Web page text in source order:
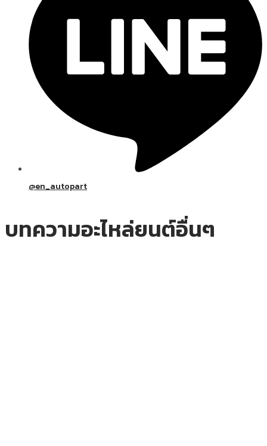
@en_autopart
บทความอะไหล่ยนต์อื่นๆ